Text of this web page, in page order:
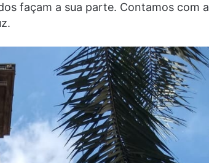
façam a sua parte. Contamos com a